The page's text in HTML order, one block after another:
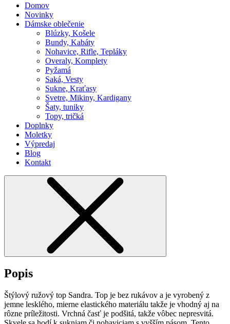
Domov
Novinky
Dámske oblečenie
Blúzky, Košele
Bundy, Kabáty
Nohavice, Rifle, Tepláky
Overaly, Komplety
Pyžamá
Saká, Vesty
Sukne, Kraťasy
Svetre, Mikiny, Kardigany
Šaty, tuniky
Topy, tričká
Doplnky
Moletky
Výpredaj
Blog
Kontakt
Popis
Štýlový ružový top Sandra. Top je bez rukávov a je vyrobený z
jemne lesklého, mierne elastického materiálu takže je vhodný aj na
rôzne príležitosti. Vrchná časť je podšitá, takže vôbec nepresvitá.